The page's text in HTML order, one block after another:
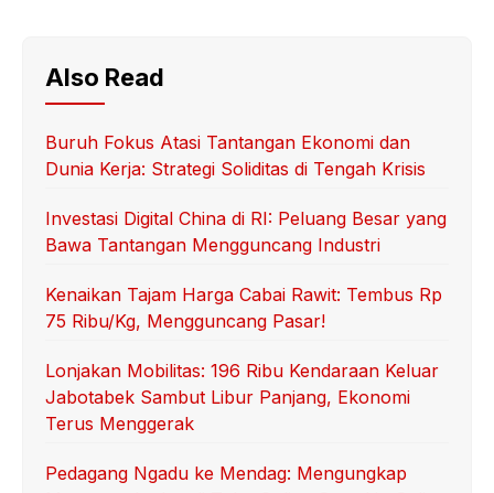
Also Read
Buruh Fokus Atasi Tantangan Ekonomi dan
Dunia Kerja: Strategi Soliditas di Tengah Krisis
Investasi Digital China di RI: Peluang Besar yang
Bawa Tantangan Mengguncang Industri
Kenaikan Tajam Harga Cabai Rawit: Tembus Rp
75 Ribu/Kg, Mengguncang Pasar!
Lonjakan Mobilitas: 196 Ribu Kendaraan Keluar
Jabotabek Sambut Libur Panjang, Ekonomi
Terus Menggerak
Pedagang Ngadu ke Mendag: Mengungkap